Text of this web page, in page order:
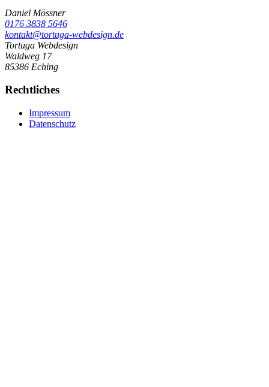
Daniel Mössner
0176 3838 5646
kontakt@tortuga-webdesign.de
Tortuga Webdesign
Waldweg 17
85386 Eching
Rechtliches
Impressum
Datenschutz